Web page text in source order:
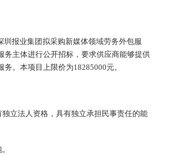
报业集团拟采购新媒体领域劳务外包服
务主体进行公开招标，要求供应商能够提供
。本项目上限价为18285000元。
立法人资格，具有独立承担民事责任的能